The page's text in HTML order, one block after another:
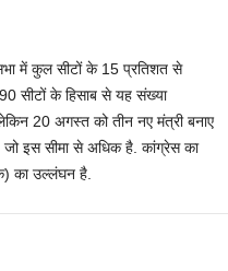
में कुल सीटों के 15 प्रतिशत से
सीटों के हिसाब से यह संख्या
20 अगस्त को तीन नए मंत्री बनाए
इस सीमा से अधिक है. कांग्रेस का
का उल्लंघन है.